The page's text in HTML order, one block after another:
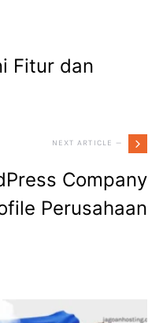
Fitur dan
NEXT ARTICLE —
Company
Perusahaan